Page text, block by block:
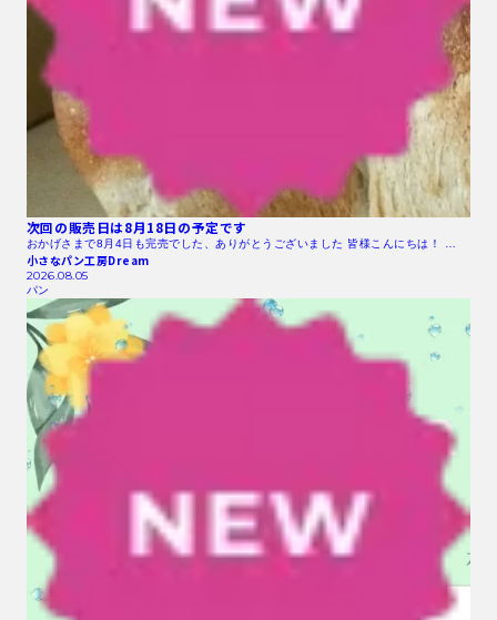
次回の販売日は8月18日の予定です
おかげさまで8月4日も完売でした、ありがとうございました 皆様こんにちは！ …
小さなパン工房Dream
2026.08.05
パン